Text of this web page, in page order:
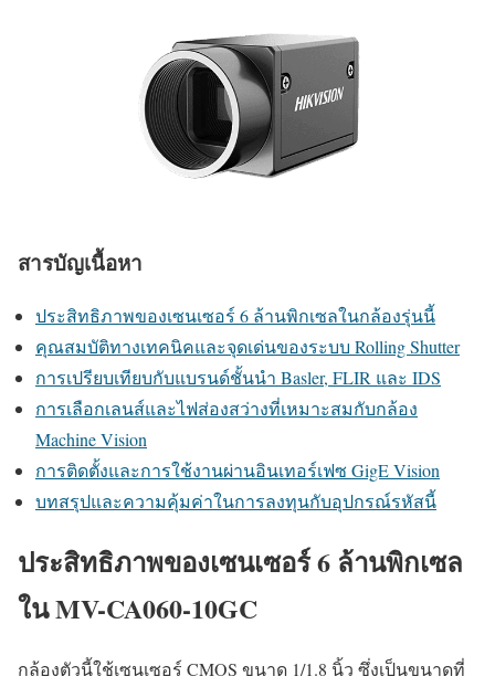
สารบัญเนื้อหา
ประสิทธิภาพของเซนเซอร์ 6 ล้านพิกเซลในกล้องรุ่นนี้
คุณสมบัติทางเทคนิคและจุดเด่นของระบบ Rolling Shutter
การเปรียบเทียบกับแบรนด์ชั้นนำ Basler, FLIR และ IDS
การเลือกเลนส์และไฟส่องสว่างที่เหมาะสมกับกล้อง
Machine Vision
การติดตั้งและการใช้งานผ่านอินเทอร์เฟซ GigE Vision
บทสรุปและความคุ้มค่าในการลงทุนกับอุปกรณ์รหัสนี้
ประสิทธิภาพของเซนเซอร์ 6 ล้านพิกเซล
ใน MV-CA060-10GC
กล้องตัวนี้ใช้เซนเซอร์ CMOS ขนาด 1/1.8 นิ้ว ซึ่งเป็นขนาดที่